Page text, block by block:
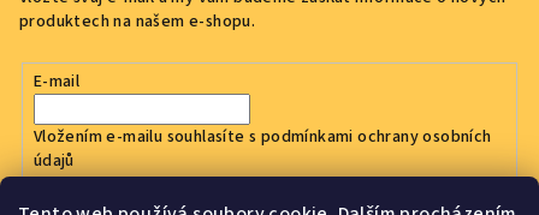
produktech na našem e-shopu.
E-mail
Vložením e-mailu souhlasíte s podmínkami ochrany osobních
údajů